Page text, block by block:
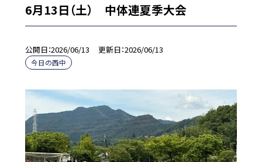
6月13日（土） 中体連夏季大会
公開日 2026/06/13 更新日 2026/06/13
今日の西中